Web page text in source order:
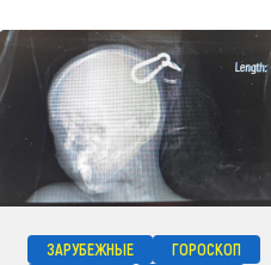
ЗАРУБЕЖНЫЕ
ГОРОСКОП